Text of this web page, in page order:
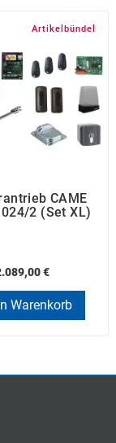
Artikelbündel
CAME
2 (Set XL)
€
Warenkorb